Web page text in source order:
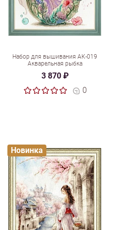
Набор для вышивания АК-019
Акварельная рыбка
3 870 ₽
0
Новинка